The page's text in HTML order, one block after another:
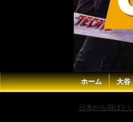
ホーム 大谷
日本から羽ばた